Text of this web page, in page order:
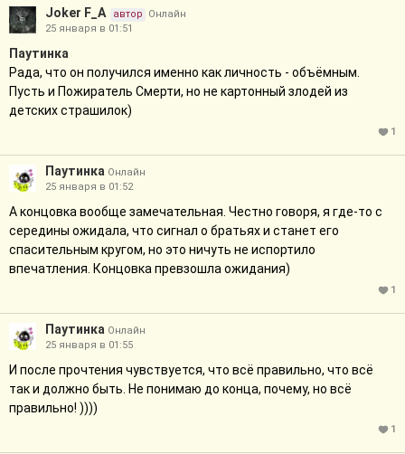
Joker F_A автор
Онлайн
25 января в 01:51
Паутинка
Рада, что он получился именно как личность - объёмным.
Пусть и Пожиратель Смерти, но не картонный злодей из
детских страшилок)
1
Паутинка Онлайн
25 января в 01:52
А концовка вообще замечательная. Честно говоря, я где-то с
середины ожидала, что сигнал о братьях и станет его
спасительным кругом, но это ничуть не испортило
впечатления. Концовка превзошла ожидания)
1
Паутинка Онлайн
25 января в 01:55
И после прочтения чувствуется, что всë правильно, что всë
так и должно быть. Не понимаю до конца, почему, но всë
правильно! ))))
1